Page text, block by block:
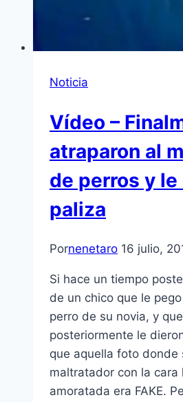
Noticia
Vídeo –
atraparon al
de perros y
paliza
Pornenetaro 16 julio,
Si hace un tiempo
de un chico que le
perro de su novia, y
posteriormente le
que aquella foto donde
maltratador con la cara
amoratada era FAKE.